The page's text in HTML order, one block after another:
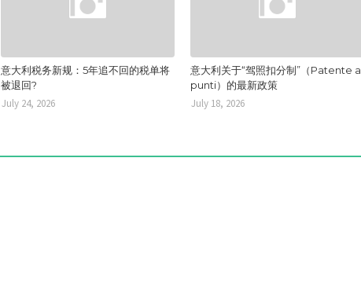
意大利税务新规：5年追不回的税单将
被退回?
July 24, 2026
意大利关于“驾照扣分制”（Patente a
punti）的最新政策
July 18, 2026